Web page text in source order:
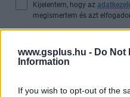
www.gsplus.hu - Do Not
Information
If you wish to opt-out of the
Kijelentem, hogy az
megismertem és azt